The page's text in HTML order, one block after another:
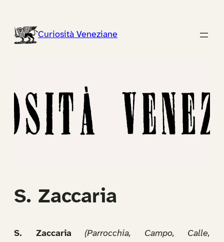
contenutoCuriosità Veneziane
S. Zaccaria
S. Zaccaria
(Parrocchia, Campo, Calle,